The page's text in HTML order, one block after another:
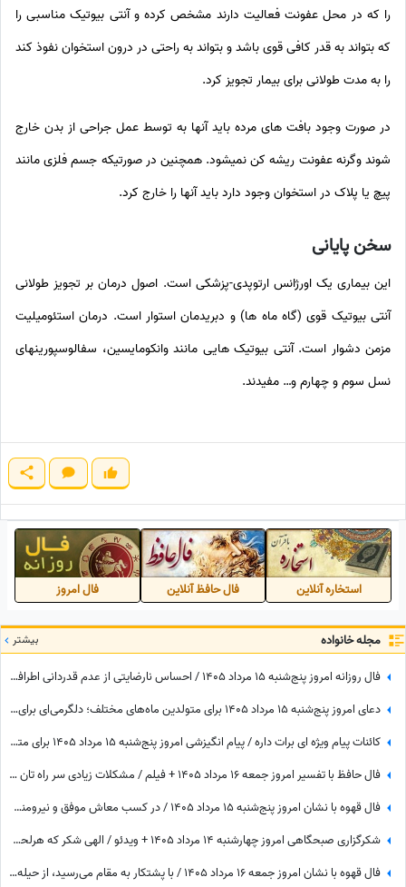
را که در محل عفونت فعالیت دارند مشخص کرده و آنتی بیوتیک مناسبی را
که بتواند به قدر کافی قوی باشد و بتواند به راحتی در درون استخوان نفوذ کند
را به مدت طولانی برای بیمار تجویز کرد.
در صورت وجود بافت های مرده باید آنها به توسط عمل جراحی از بدن خارج
شوند وگرنه عفونت ریشه کن نمیشود. همچنین در صورتیکه جسم فلزی مانند
پیچ یا پلاک در استخوان وجود دارد باید آنها را خارج کرد.
سخن پایانی
این بیماری یک اورژانس ارتوپدی-پزشکی است. اصول درمان بر تجویز طولانی
آنتی بیوتیک قوی (گاه ماه ها) و دبریدمان استوار است. درمان استئومیلیت
مزمن دشوار است. آنتی بیوتیک هایی مانند وانکومایسین، سفالوسپورینهای
نسل سوم و چهارم و… مفیدند.
استخاره آنلاین فال حافظ آنلاین فال امروز
مجله خانواده بیشتر
فال روزانه امروز پنج‌شنبه 15 مرداد 1405 / احساس نارضایتی از عدم قدردانی اطرافیان، امری طبیعی است، اما ...
دعای امروز پنج‌شنبه 15 مرداد 1405 برای متولدین ماه‌های مختلف؛ دلگرمی‌ای برای هر کس که در آرزوها و نیازهای زندگی مانده است
کائنات پیام ویژه ای برات داره / پیام انگیزشی امروز پنج‌شنبه 15 مرداد 1405 برای متولدین فروردین تا اسفند: هرگز، هرگز تسلیم نشو + ویدئو
فال حافظ با تفسیر امروز جمعه 16 مرداد 1405 + فیلم / مشکلات زیادی سر راه تان وجود دارد اما ...
فال قهوه با نشان امروز پنج‌شنبه 15 مرداد 1405 / در کسب معاش موفق و نیرومند هستید و بر دشمنان غلبه می‌کنید مخصوصا بر ...
شکرگزاری صبحگاهی امروز چهارشنبه 14 مرداد 1405 + ویدئو / الهی شکر که هرلحظه هوامو داشتی؛ حتی لحظاتی که خودم خودمو فراموش کرده بودم
فال قهوه با نشان امروز جمعه 16 مرداد 1405 / با پشتکار به مقام می‌رسید، از حیله دوستان خود را پنهان کنید